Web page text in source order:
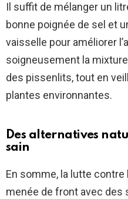
Il suffit de mélanger un
bonne poignée de sel et
vaisselle pour améliorer
soigneusement la
des pissenlits, tout en
plantes environnantes.
Des alternatives
sain
En somme, la lutte
menée de front avec